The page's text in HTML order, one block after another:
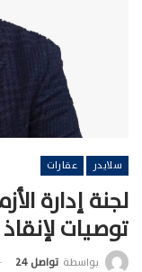
سلايدر عقارات
توصيات
بواسطة تواصل 24